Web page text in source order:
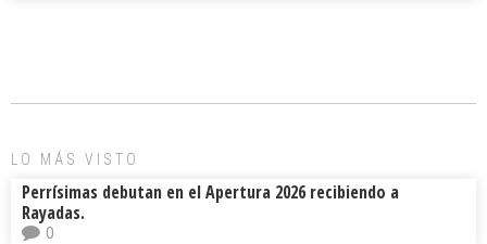
LO MÁS VISTO
Perrísimas debutan en el Apertura 2026 recibiendo a
Rayadas.
0